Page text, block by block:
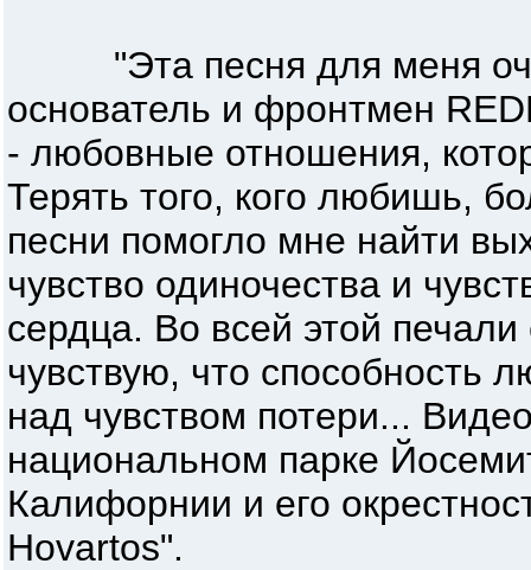
"Эта песня для меня
основатель и фронтмен
- любовные отношения,
Терять того, кого любишь,
песни помогло мне найти
чувство одиночества и
сердца. Во всей этой печали
чувствую, что способность
над чувством потери...
национальном парке
Калифорнии и его
Hovartos".